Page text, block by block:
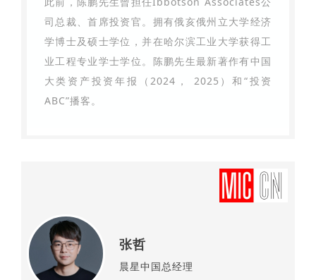
司总裁、首席投资官。拥有俄亥俄州立大学经济
学博士及硕士学位，并在哈尔滨工业大学获得工
业工程专业学士学位。陈鹏先生最新著作有中国
大类资产投资年报（2024， 2025）和“投资
ABC”播客。
张哲
晨星中国总经理